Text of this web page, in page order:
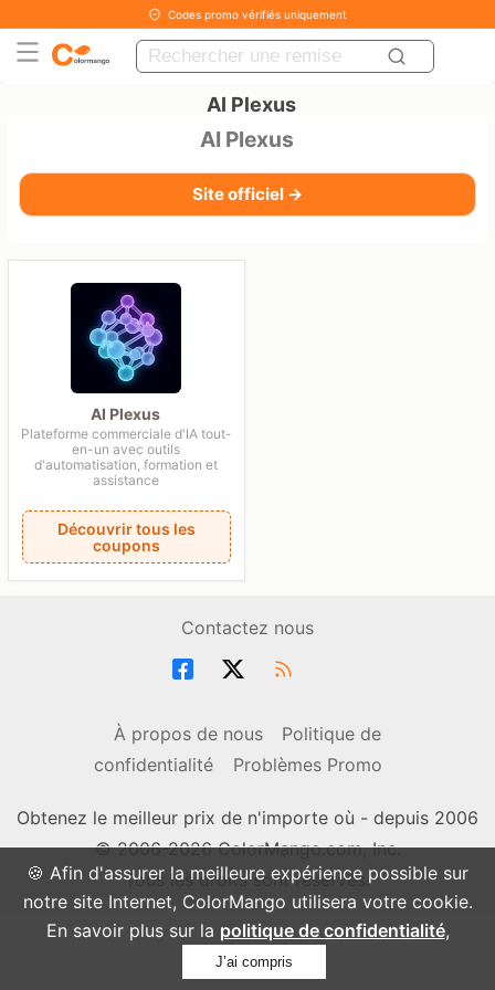
🍪 Afin d'assurer la meilleure expérience possible sur
notre site Internet, ColorMango utilisera votre cookie.
En savoir plus sur la politique de confidentialité,
J’ai compris
Codes promo vérifiés uniquement
AI Plexus
AI Plexus
Site officiel →
AI Plexus
Plateforme commerciale d'IA tout-
en-un avec outils
d'automatisation, formation et
assistance
Découvrir tous les
coupons
Contactez nous
À propos de nous
Politique de
confidentialité
Problèmes Promo
Obtenez le meilleur prix de n'importe où - depuis 2006
© 2006-2026 ColorMango.com, Inc.
Tous les droits sont réservés.